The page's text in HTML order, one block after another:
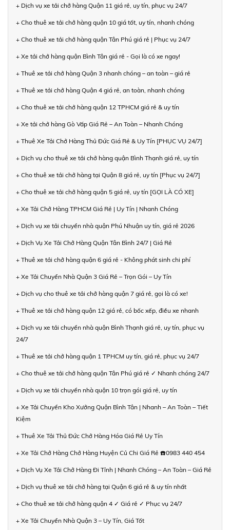
+ Dịch vụ xe tải chở hàng Quận 11 giá rẻ, uy tín, phục vụ 24/7
+ Cho thuê xe tải chở hàng quận 10 giá tốt, uy tín, nhanh chóng
+ Cho thuê xe tải chở hàng quận Tân Phú giá rẻ | Phục vụ 24/7
+ Xe tải chở hàng quận Bình Tân giá rẻ - Gọi là có xe ngay!
+ Thuê xe tải chở hàng Quận 3 nhanh chóng – an toàn – giá rẻ
+ Thuê xe tải chở hàng Quận 4 giá rẻ, an toàn, nhanh chóng
+ Cho thuê xe tải chở hàng quận 12 TPHCM giá rẻ & uy tín
+ Xe tải chở hàng Gò Vấp Giá Rẻ – An Toàn – Nhanh Chóng
+ Thuê Xe Tải Chở Hàng Thủ Đức Giá Rẻ & Uy Tín [PHỤC VỤ 24/7]
+ Dịch vụ cho thuê xe tải chở hàng quận Bình Thạnh giá rẻ, uy tín
+ Cho thuê xe tải chở hàng tại Quận 8 giá rẻ, uy tín [Phục vụ 24/7]
+ Cho thuê xe tải chở hàng quận 5 giá rẻ, uy tín [GỌI LÀ CÓ XE]
+ Xe Tải Chở Hàng TPHCM Giá Rẻ | Uy Tín | Nhanh Chóng
+ Dịch vụ xe tải chuyển nhà quận Phú Nhuận uy tín, giá rẻ 2026
+ Dịch Vụ Xe Tải Chở Hàng Quận Tân Bình 24/7 | Giá Rẻ
+ Thuê xe tải chở hàng quận 6 giá rẻ - Không phát sinh chi phí
+ Xe Tải Chuyển Nhà Quận 3 Giá Rẻ – Trọn Gói – Uy Tín
+ Dịch vụ cho thuê xe tải chở hàng quận 7 giá rẻ, gọi là có xe!
+ Thuê xe tải chở hàng quận 12 giá rẻ, có bốc xếp, điều xe nhanh
+ Dịch vụ xe tải chuyển nhà quận Bình Thạnh giá rẻ, uy tín, phục vụ
24/7
+ Thuê xe tải chở hàng quận 1 TPHCM uy tín, giá rẻ, phục vụ 24/7
+ Cho thuê xe tải chở hàng quận Tân Phú giá rẻ ✓ Nhanh chóng 24/7
+ Dịch vụ xe tải chuyển nhà quận 10 trọn gói giá rẻ, uy tín
+ Xe Tải Chuyển Kho Xưởng Quận Bình Tân | Nhanh – An Toàn – Tiết
Kiệm
+ Thuê Xe Tải Thủ Đức Chở Hàng Hóa Giá Rẻ Uy Tín
+ Xe Tải Chở Hàng Chở Hàng Huyện Củ Chi Giá Rẻ ☎️0983 440 454
+ Dịch Vụ Xe Tải Chở Hàng Đi Tỉnh | Nhanh Chóng – An Toàn – Giá Rẻ
+ Dịch vụ thuê xe tải chở hàng tại Quận 6 giá rẻ & uy tín nhất
+ Cho thuê xe tải chở hàng quận 4 ✓ Giá rẻ ✓ Phục vụ 24/7
+ Xe Tải Chuyển Nhà Quận 3 – Uy Tín, Giá Tốt